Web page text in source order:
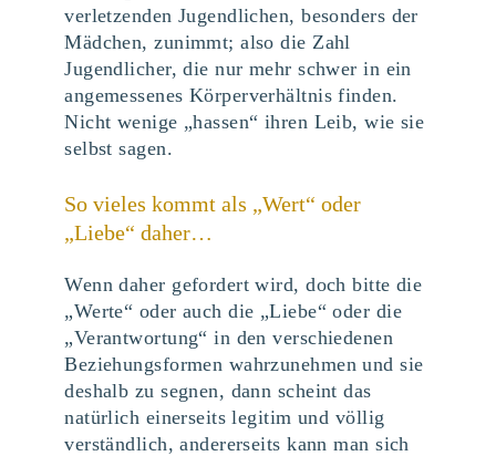
verletzenden Jugendlichen, besonders der
Mädchen, zunimmt; also die Zahl
Jugendlicher, die nur mehr schwer in ein
angemessenes Körperverhältnis finden.
Nicht wenige „hassen“ ihren Leib, wie sie
selbst sagen.
So vieles kommt als „Wert“ oder
„Liebe“ daher…
Wenn daher gefordert wird, doch bitte die
„Werte“ oder auch die „Liebe“ oder die
„Verantwortung“ in den verschiedenen
Beziehungsformen wahrzunehmen und sie
deshalb zu segnen, dann scheint das
natürlich einerseits legitim und völlig
verständlich, andererseits kann man sich